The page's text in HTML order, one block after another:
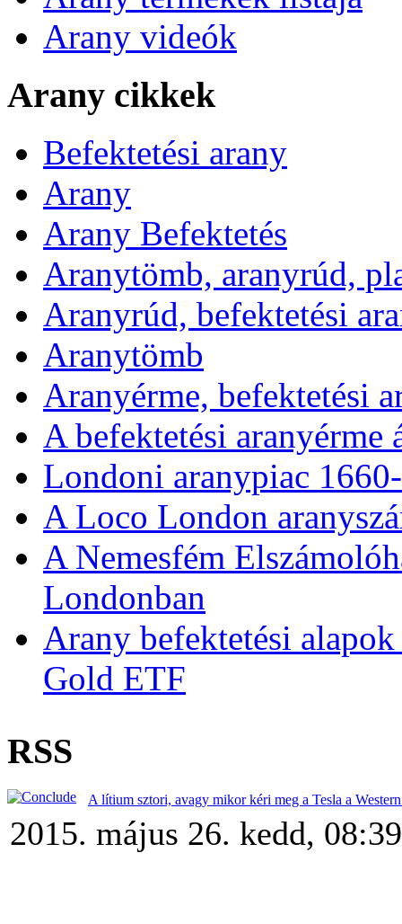
Arany videók
Arany cikkek
Befektetési arany
Arany
Arany Befektetés
Aranytömb, aranyrúd,
Aranyrúd, befektetési
Aranytömb
Aranyérme, befektetési
A befektetési
Londoni aranypiac
A Loco London
A Nemesfém
Londonban
Arany befektetési
Gold ETF
RSS
A lítium sztori, avagy mikor kéri meg a Tesla a
2015. május 26. kedd, 08:39